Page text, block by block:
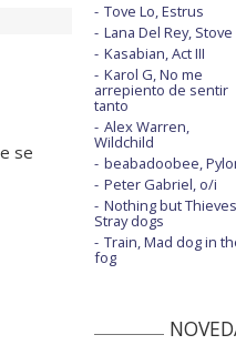
se
Tove Lo, Estrus
Lana Del Rey, Stove
Kasabian, Act III
Karol G, No me
arrepiento de sentir
tanto
Alex Warren,
Wildchild
beabadoobee,
Peter Gabriel, o/i
Nothing but
Stray dogs
Train, Mad dog in
fog